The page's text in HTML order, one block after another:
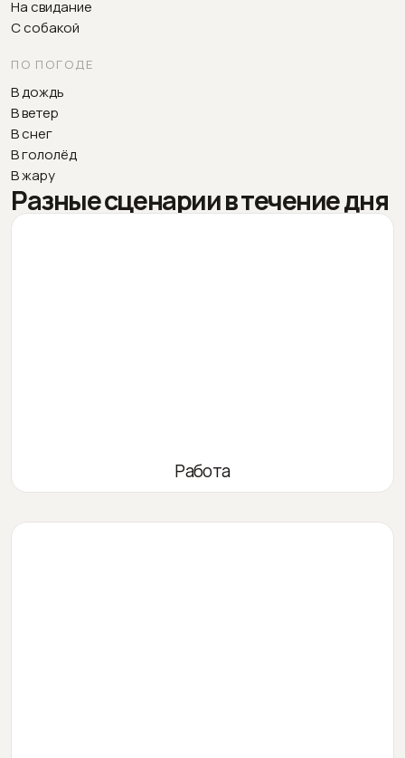
На свидание
С собакой
ПО ПОГОДЕ
В дождь
В ветер
В снег
В гололёд
В жару
Разные сценарии в течение дня
Работа